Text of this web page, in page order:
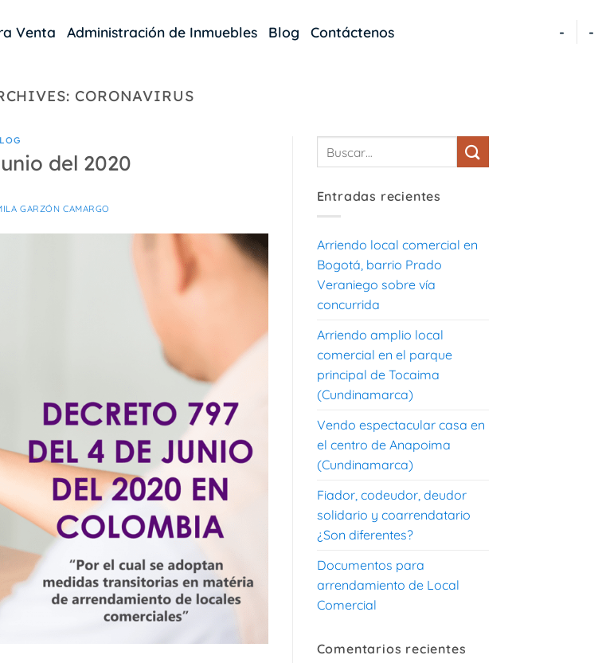
Venta Administración de Inmuebles Blog Contáctenos - -
CORONAVIRUS
del 2020
GARZÓN CAMARGO
Entradas recientes
Arriendo local comercial en
Bogotá, barrio Prado
Veraniego sobre vía
concurrida
Arriendo amplio local
comercial en el parque
principal de Tocaima
(Cundinamarca)
Vendo espectacular casa en
el centro de Anapoima
(Cundinamarca)
Fiador, codeudor, deudor
solidario y coarrendatario
¿Son diferentes?
Documentos para
arrendamiento de Local
Comercial
Comentarios recientes